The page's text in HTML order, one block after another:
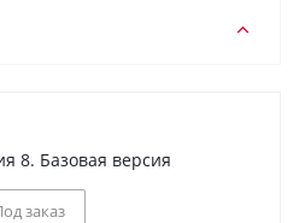
8. Базовая версия
заказ